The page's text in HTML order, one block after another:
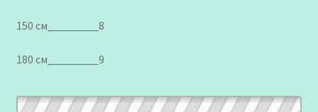
150 см_________8
180 см_________9